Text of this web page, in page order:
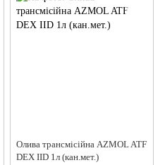
Олива трансмісійна AZMOL ATF
DEX IID 1л (кан.мет.)